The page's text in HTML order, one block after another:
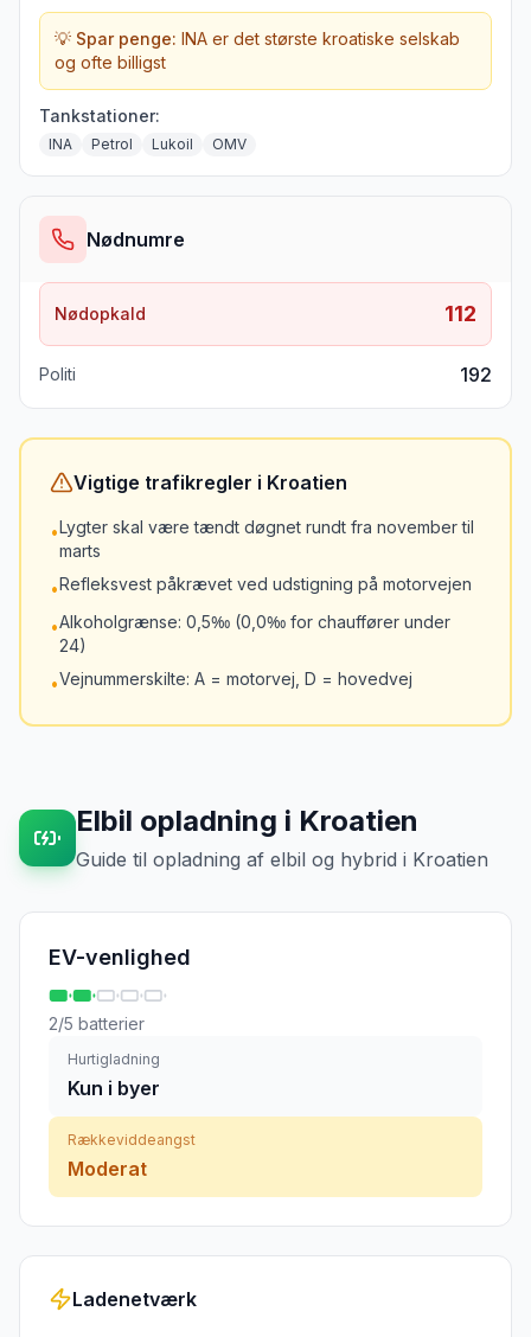
💡 Spar penge: INA er det største kroatiske selskab
og ofte billigst
Tankstationer:
INA Petrol Lukoil OMV
Nødnumre
Nødopkald 112
Politi 192
Vigtige trafikregler i Kroatien
•Lygter skal være tændt døgnet rundt fra november til
marts
•Refleksvest påkrævet ved udstigning på motorvejen
•Alkoholgrænse: 0,5‰ (0,0‰ for chauffører under
24)
•Vejnummerskilte: A = motorvej, D = hovedvej
Elbil opladning i Kroatien
Guide til opladning af elbil og hybrid i Kroatien
EV-venlighed
2/5 batterier
Hurtigladning
Kun i byer
Rækkeviddeangst
Moderat
Ladenetværk